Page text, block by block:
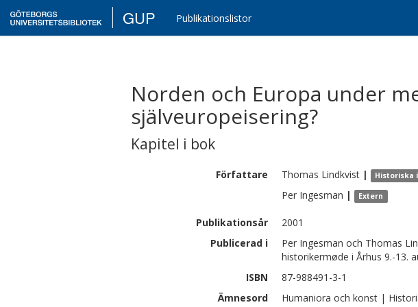
GUP Publikationslistor
Norden och Europa under
själveuropeisering?
Kapitel i bok
Författare Thomas Lindkvist | Historiska
Per Ingesman | Extern
Publikationsår
2001
Publicerad i
Per Ingesman och Thomas
historikermøde i Århus 9.-13.
ISBN
87-988491-3-1
Ämnesord
Humaniora och konst |